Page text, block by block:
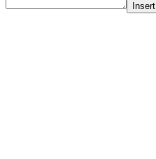
Insert